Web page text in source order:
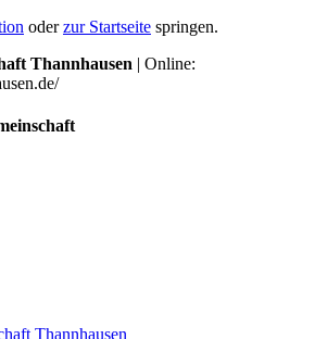
oderzur Startseite springen.
Thannhausen | Online: